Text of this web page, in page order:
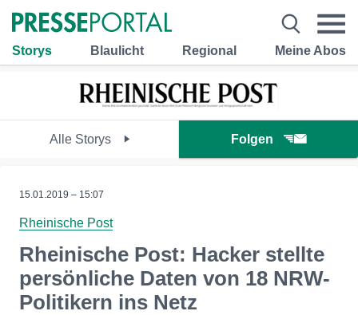
Storys Blaulicht Regional Meine Abos
Alle Storys Folgen
15.01.2019 – 15:07
Rheinische Post
Rheinische Post: Hacker stellte
persönliche Daten von 18 NRW-
Politikern ins Netz